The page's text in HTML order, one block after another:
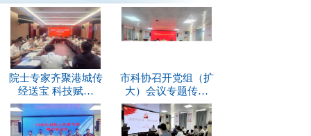
院士专家齐聚港城传
经送宝 科技赋…
市科协召开党组（扩
大）会议专题传…